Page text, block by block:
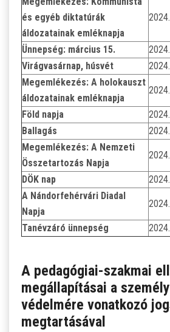
és egyéb diktatúrák
áldozatainak emléknapja
Ünnepség: március 15.
Virágvasárnap, húsvét
Megemlékezés: A holokauszt
áldozatainak emléknapja
Föld napja
Ballagás
Megemlékezés: A Nemzeti
Összetartozás Napja
DÖK nap
A Nándorfehérvári Diadal
Napja
Tanévzáró ünnepség
A pedagógiai-szakmai
megállapításai a
védelmére vonatkozó
megtartásával